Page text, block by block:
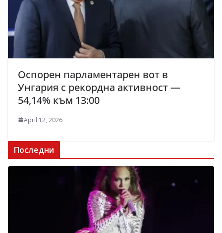
Оспорен парламентарен вот в
Унгария с рекордна активност —
54,14% към 13:00
April 12, 2026
Последни